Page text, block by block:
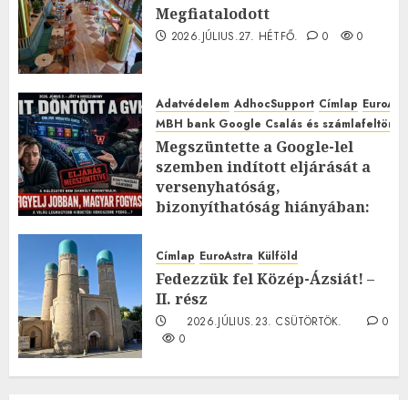
Megfiatalodott
2026.JÚLIUS.27. HÉTFŐ. 0 0
Adatvédelem AdhocSupport Címlap
MBH bank Google Csalás és
Megszüntette a Google-lel
szemben indított eljárását a
versenyhatóság,
bizonyíthatóság hiányában:
2026.JÚLIUS.23. CSÜTÖRTÖK.
0
Címlap EuroAstra Külföld
Fedezzük fel Közép-Ázsiát! –
II. rész
2026.JÚLIUS.23. CSÜTÖRTÖK.
0
0